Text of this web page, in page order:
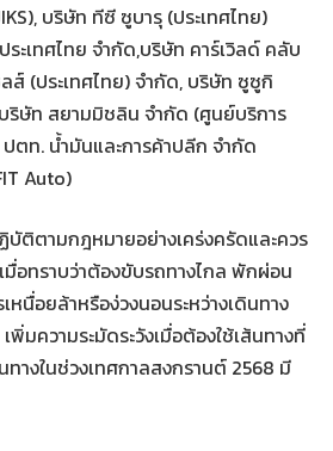
บริษัท ทีซี ซูบารุ (ประเทศไทย)
ะเทศไทย จำกัด,บริษัท คาร์เวิลด์ คลับ
ส์ (ประเทศไทย) จำกัด, บริษัท ซูซูกิ
บริษัท สยามมิชลิน จำกัด (ศูนย์บริการ
ปตท. น้ำมันและการค้าปลีก จำกัด
Auto)
ติตามกฎหมายอย่างเคร่งครัดและควร
มื่อทราบว่าต้องขับรถทางไกล พักผ่อน
หนื่อยล้าหรือง่วงนอนระหว่างเดินทาง
ความระมัดระวังเมื่อต้องใช้เส้นทางที่
ทางในช่วงเทศกาลสงกรานต์ 2568 มี